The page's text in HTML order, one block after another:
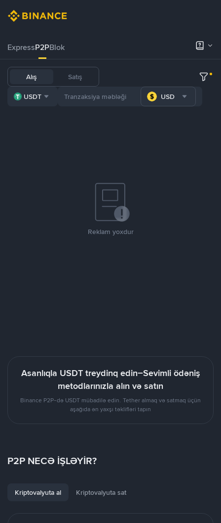
ExpressP2PBlok
Alış Satış
USDT USD
Reklam yoxdur
Asanlıqla USDT treydinq edin–Sevimli ödəniş
metodlarınızla alın və satın
Binance P2P-də USDT mübadilə edin. Tether almaq və satmaq üçün
aşağıda ən yaxşı təklifləri tapın
P2P NECƏ İŞLƏYİR?
Kriptovalyuta al Kriptovalyuta sat